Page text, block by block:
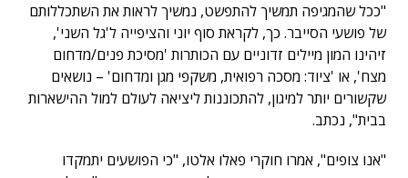
"ככל שהמגיפה תמשיך להתפשט, נמשיך לראות את השתכללותם
של פושעי הסייבר. כך, לקראת סוף יוני והציפייה ל'גל השני',
זיהינו המון מיילים זדוניים עם הכותרות 'מסיכת פנים/מדחום
מצח', או 'ציוד: מסכה רפואית, משקפי מגן ומדחום' – נושאים
שקשורים יותר למיגון, להתכוננות ליציאה לעולם למול ההישארות
בבית", נכתב.
"אנו צופים", אמרו חוקרי פאלו אלטו, "כי הפושעים יתמקדו